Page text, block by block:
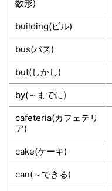
数形)
building(ビル)
bus(バス)
but(しかし)
by(～までに)
cafeteria(カフェテリ
ア)
cake(ケーキ)
can(～できる)